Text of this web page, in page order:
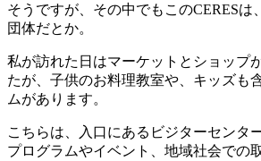
そうですが、その中でもこのCERESは
団体だとか。
私が訪れた日はマーケットとショップ
たが、子供のお料理教室や、キッズも
ムがあります。
こちらは、入口にあるビジターセンター
プログラムやイベント、地域社会での